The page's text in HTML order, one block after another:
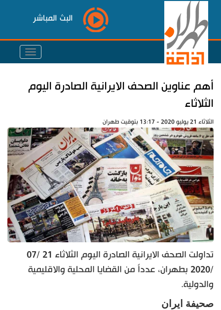
البث المباشر
أهم عناوين الصحف الايرانية الصادرة اليوم
الثلاثاء
الثلاثاء 21 يوليو 2020 - 13:17 بتوقيت طهران
تداولت الصحف الايرانية الصادرة اليوم الثلاثاء 21 /07
/2020 بطهران، عدداً من القضايا المحلية والاقليمية
والدولية.
صحيفة ايران